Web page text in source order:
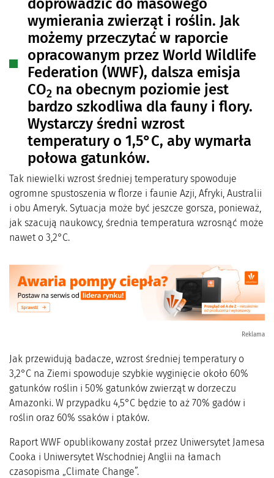
doprowadzić do masowego
wymierania zwierząt i roślin. Jak
możemy przeczytać w raporcie
opracowanym przez World Wildlife
Federation (WWF), dalsza emisja
CO2 na obecnym poziomie jest
bardzo szkodliwa dla fauny i flory.
Wystarczy średni wzrost
temperatury o 1,5°C, aby wymarła
połowa gatunków.
Tak niewielki wzrost średniej temperatury spowoduje
ogromne spustoszenia w florze i faunie Azji, Afryki, Australii
i obu Ameryk. Sytuacja może być jeszcze gorsza, ponieważ,
jak szacują naukowcy, średnia temperatura wzrosnąć może
nawet o 3,2°C.
Reklama
Jak przewidują badacze, wzrost średniej temperatury o
3,2°C na Ziemi spowoduje szybkie wyginięcie około 60%
gatunków roślin i 50% gatunków zwierząt w dorzeczu
Amazonki. W przypadku 4,5°C będzie to aż 70% gadów i
roślin oraz 60% ssaków i ptaków.
Raport WWF opublikowany został przez Uniwersytet Jamesa
Cooka i Uniwersytet Wschodniej Anglii na łamach
czasopisma „Climate Change”.